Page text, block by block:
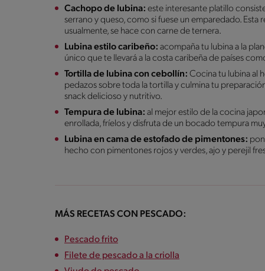
Cachopo de lubina: este interesante platillo
serrano y queso, como si fuese un emparedado. Esta
usualmente, se hace con carne de ternera.
Lubina estilo caribeño: acompaña tu lubina a la
único que te llevará a la costa caribeña de países
Tortilla de lubina con cebollín: Cocina tu lubina al
pedazos sobre toda la tortilla y culmina tu
snack delicioso y nutritivo.
Tempura de lubina: al mejor estilo de la cocina
enrollada, fríelos y disfruta de un bocado tempura
Lubina en cama de estofado de pimentones:
hecho con pimentones rojos y verdes, ajo y perejil
MÁS RECETAS CON PESCADO:
Pescado frito
Filete de pescado a la criolla